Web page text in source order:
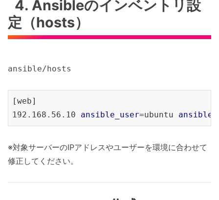
4. Ansibleのインベントリ設
定（hosts）
ansible/hosts
[web]
192.168.56.10 ansible_user=ubuntu
※対象サーバーのIPアドレスやユーザーを環境に合わせて
修正してください。